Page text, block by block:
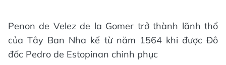
Penon de Velez de la Gomer trở thành lãnh thổ
của Tây Ban Nha kể từ năm 1564 khi được Đô
đốc Pedro de Estopinan chinh phục